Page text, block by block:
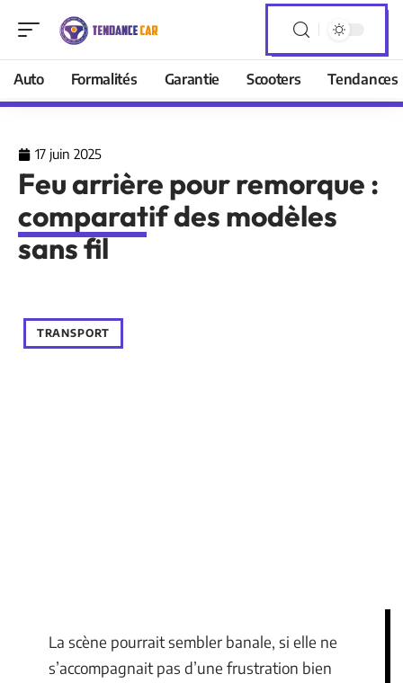
Auto Formalités Garantie Scooters Tendances
17 juin 2025
Feu arrière pour remorque :
comparatif des modèles
sans fil
TRANSPORT
La scène pourrait sembler banale, si elle ne
s’accompagnait pas d’une frustration bien